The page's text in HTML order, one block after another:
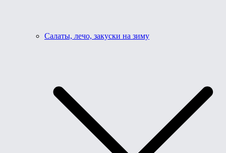
Салаты, лечо, закуски на зиму